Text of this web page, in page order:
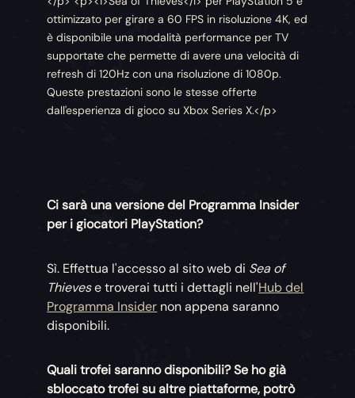
ottimizzato per girare a 60 FPS in risoluzione 4K, ed
è disponibile una modalità performance per TV
supportate che permette di avere una velocità di
refresh di 120Hz con una risoluzione di 1080p.
Queste prestazioni sono le stesse offerte
dall'esperienza di gioco su Xbox Series X.</p>
Ci sarà una versione del Programma Insider
per i giocatori PlayStation?
Sì. Effettua l'accesso al sito web di Sea of
Thievese troverai tutti i dettagli nell'Hub del
Programma Insider non appena saranno
disponibili.
Quali trofei saranno disponibili? Se ho già
sbloccato trofei su altre piattaforme, potrò